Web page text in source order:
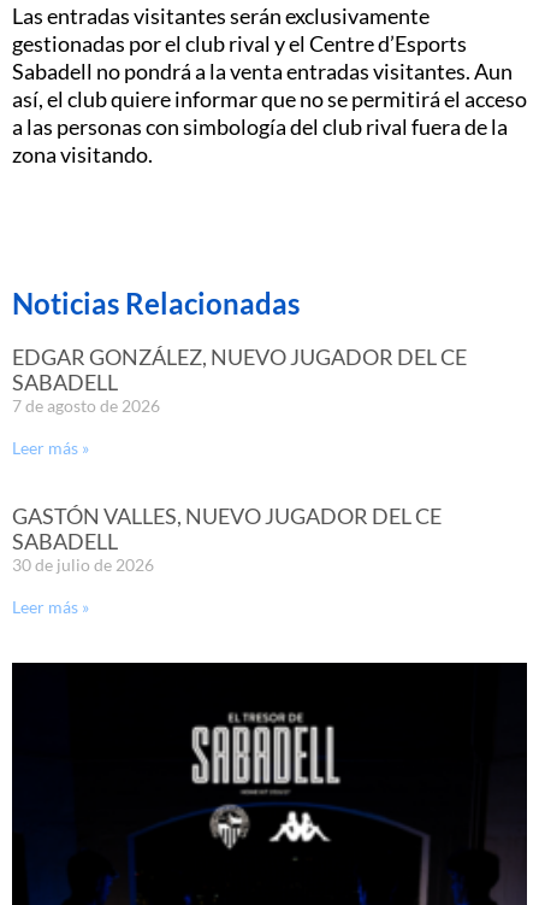
Las entradas visitantes serán exclusivamente
gestionadas por el club rival y el Centre d’Esports
Sabadell no pondrá a la venta entradas visitantes. Aun
así, el club quiere informar que no se permitirá el acceso
a las personas con simbología del club rival fuera de la
zona visitando.
Noticias Relacionadas
EDGAR GONZÁLEZ, NUEVO JUGADOR DEL CE
SABADELL
7 de agosto de 2026
Leer más »
GASTÓN VALLES, NUEVO JUGADOR DEL CE
SABADELL
30 de julio de 2026
Leer más »